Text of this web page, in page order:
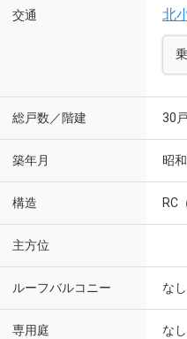
交通 北
総戸数／階建 30
築年月 昭
構造 RC
主方位
ルーフバルコニー なし
専用庭 なし